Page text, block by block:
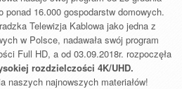
ponad 16.000 gospodarstw domowych.
Telewizja Kablowa jako jedna z
w Polsce, nadawała swój program
Full HD, a od 03.09.2018r. rozpoczęła
rozdzielczości 4K/UHD.
naszych najnowszych materiałów!